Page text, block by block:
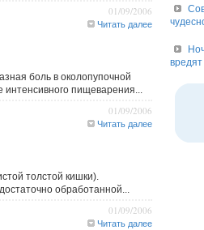
01/09/2006
Читать далее
боль в околопупочной
пищеварения...
01/09/2006
Читать далее
толстой кишки).
обработанной...
01/09/2006
Читать далее